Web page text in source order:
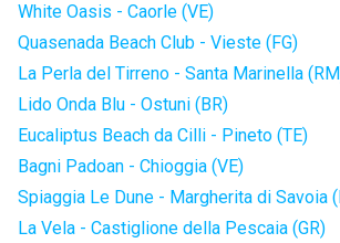
White Oasis - Caorle (VE)
Quasenada Beach Club - Vieste (FG)
La Perla del Tirreno - Santa Marinella
Lido Onda Blu - Ostuni (BR)
Eucaliptus Beach da Cilli - Pineto (TE)
Bagni Padoan - Chioggia (VE)
Spiaggia Le Dune - Margherita di Savoia
La Vela - Castiglione della Pescaia (GR)